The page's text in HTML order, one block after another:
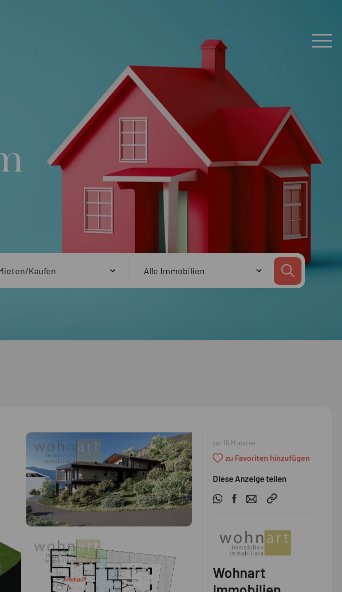
vor 10 Monaten
zu Favoriten hinzufügen
Diese Anzeige teilen
Wohnart